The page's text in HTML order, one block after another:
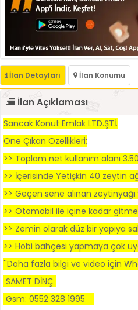
İlan Detayları İlan Konumu
İlan Açıklaması
Sancak Konut Emlak LTD.ŞTİ.
Öne Çıkan Özellikleri;
>> Toplam net kullanım alanı
>> İçerisinde Yetişkin 40 zeytin
>> Geçen sene alınan
>> Otomobil ile içine kadar
>> Zemin olarak düz bir yapıya
>> Hobi bahçesi yapmaya çok
''Daha fazla bilgi ve video için
SAMET DİNÇ
Gsm: 0552 328 1995